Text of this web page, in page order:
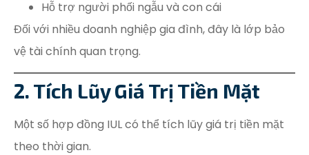
Hỗ trợ người phối ngẫu và con cái
Đối với nhiều doanh nghiệp gia đình, đây là lớp bảo
vệ tài chính quan trọng.
2. Tích Lũy Giá Trị Tiền Mặt
Một số hợp đồng IUL có thể tích lũy giá trị tiền mặt
theo thời gian.